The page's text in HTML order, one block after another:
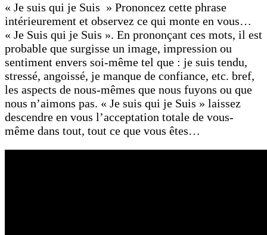
« Je suis qui je Suis » Prononcez cette phrase
intérieurement et observez ce qui monte en vous…
« Je Suis qui je Suis ». En prononçant ces mots, il est
probable que surgisse un image, impression ou
sentiment envers soi-même tel que : je suis tendu,
stressé, angoissé, je manque de confiance, etc. bref,
les aspects de nous-mêmes que nous fuyons ou que
nous n’aimons pas. « Je suis qui je Suis » laissez
descendre en vous l’acceptation totale de vous-
même dans tout, tout ce que vous êtes…